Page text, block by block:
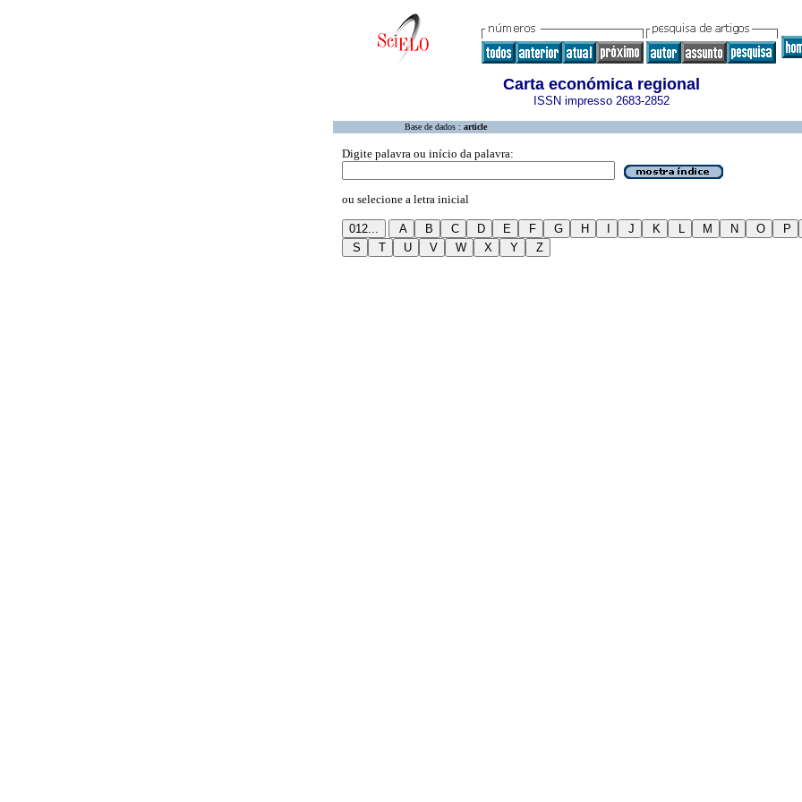
Carta económica regional
ISSN impresso 2683-2852
Base de dados : article
Digite palavra ou início da palavra:
ou selecione a letra inicial